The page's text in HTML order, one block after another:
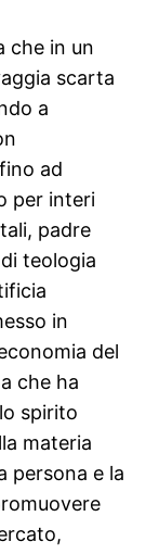
che in un
scarta
a
ad
per interi
padre
teologia
in
del
che ha
spirito
materia
persona e la